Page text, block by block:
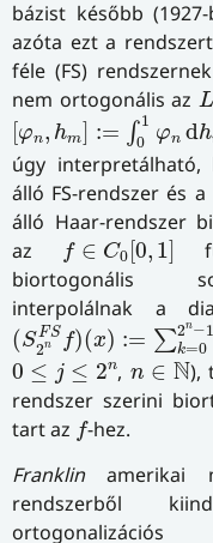
bázist később (1927-
azóta ezt a
féle (FS)
nem ortogonális azL
φn, hm := ∫ 1
0
φn dh
[φn, hm]:=∫01φ nd h
úgy
álló FS-rendszer és
álló Haar-rendszer
az
f ∈ C0 0, 1
f∈C 0[0,1]
biortogonális
interpolálnak a
(SFS
2n f)(x) := ∑2n−1
k=0
(S2nFSf)(x):= ∑k=02
0 ≤ j ≤ 2n
0 ≤j≤ 2n , n ∈ N
n ∈N ),
rendszer szerini
tart az f
f-hez.
Franklinamerikai
rendszerből